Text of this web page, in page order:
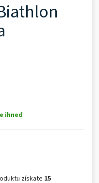
ihned
získate 15